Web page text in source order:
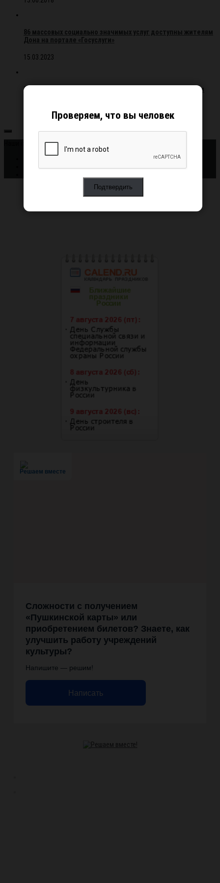
86 массовых социально значимых услуг доступны жителям
Дона на портале «Госуслуги»
15.03.2023
Второй этап городского конкурса вокалистов «Зажигаем
08.08.2016
Наши соцсети:
Решаем вместе
Сложности с получением
«Пушкинской карты» или
приобретением билетов? Знаете, как
улучшить работу учреждений
культуры?
Напишите — решим!
Написать
Проверяем, что вы человек